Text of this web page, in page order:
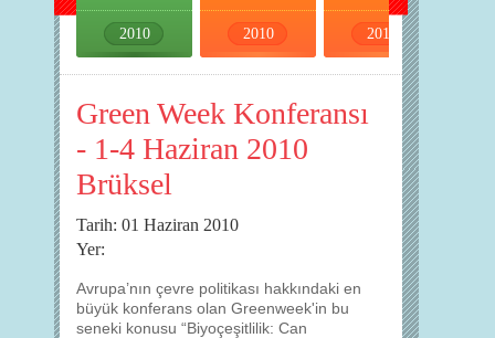
2010 2010 2010
Green Week Konferansı
- 1-4 Haziran 2010
Brüksel
Tarih: 01 Haziran 2010
Yer:
Avrupa’nın çevre politikası hakkındaki en
büyük konferans olan Greenweek'in bu
seneki konusu “Biyoçeşitlilik: Can